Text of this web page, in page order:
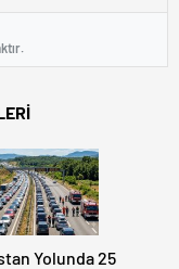
Yolunda 25